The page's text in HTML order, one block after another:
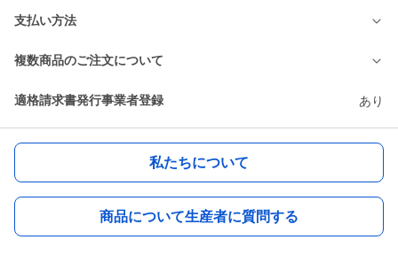
支払い方法
複数商品のご注文について
適格請求書発行事業者登録 あり
私たちについて
商品について生産者に質問する